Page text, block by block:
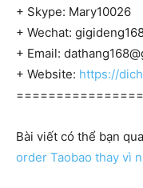
+ Skype: Mary10026
+ Wechat:
+ Email:
+ Website: https://
Bài viết có thể bạn
order Taobao thay vì